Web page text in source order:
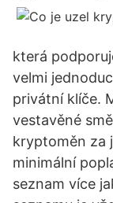
která
velmi
privátní klíče.
vestavěné
kryptoměn za
minimální
seznam více